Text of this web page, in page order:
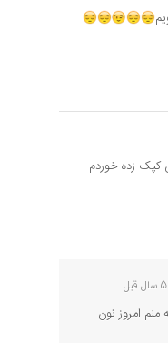
ناهار 3 تا نون کپک زده خوردم
منم امروز نون